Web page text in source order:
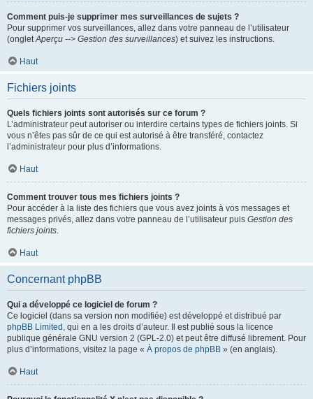
Comment puis-je supprimer mes surveillances de sujets ?
Pour supprimer vos surveillances, allez dans votre panneau de l’utilisateur
(ongletAperçu --> Gestion des surveillances) et suivez les instructions.
Haut
Fichiers joints
Quels fichiers joints sont autorisés sur ce forum ?
L’administrateur peut autoriser ou interdire certains types de fichiers joints. Si
vous n’êtes pas sûr de ce qui est autorisé à être transféré, contactez
l’administrateur pour plus d’informations.
Haut
Comment trouver tous mes fichiers joints ?
Pour accéder à la liste des fichiers que vous avez joints à vos messages et
messages privés, allez dans votre panneau de l’utilisateur puis Gestion des
fichiers joints.
Haut
Concernant phpBB
Qui a développé ce logiciel de forum ?
Ce logiciel (dans sa version non modifiée) est développé et distribué par
phpBB Limited , qui en a les droits d’auteur. Il est publié sous la licence
publique générale GNU version 2 (GPL-2.0) et peut être diffusé librement. Pour
plus d’informations, visitez la page « À propos de phpBB » (en anglais).
Haut